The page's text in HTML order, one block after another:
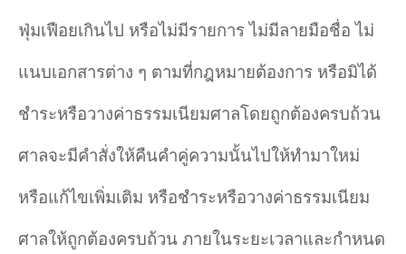
ฟุ่มเฟือยเกินไป หรือไม่มีรายการ ไม่มีลายมือชื่อ ไม่
แนบเอกสารต่าง ๆ ตามที่กฎหมายต้องการ หรือมิได้
ชำระหรือวางค่าธรรมเนียมศาลโดยถูกต้องครบถ้วน
ศาลจะมีคำสั่งให้คืนคำคู่ความนั้นไปให้ทำมาใหม่
หรือแก้ไขเพิ่มเติม หรือชำระหรือวางค่าธรรมเนียม
ศาลให้ถูกต้องครบถ้วน ภายในระยะเวลาและกำหนด